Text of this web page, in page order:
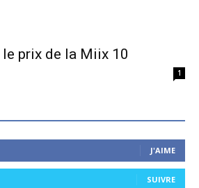
prix de la Miix 10
1
J'AIME
SUIVRE